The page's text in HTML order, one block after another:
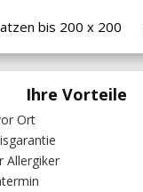
bis 200 x 200
Ihre Vorteile
Ort
Allergiker